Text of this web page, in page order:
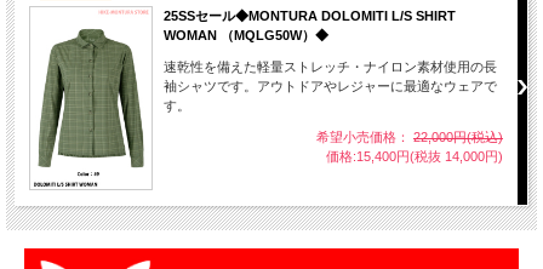
25SSセール◆MONTURA DOLOMITI L/S SHIRT
WOMAN （MQLG50W）◆
速乾性を備えた軽量ストレッチ・ナイロン素材使用の長
袖シャツです。アウトドアやレジャーに最適なウェアで
す。
希望小売価格： 22,000円(税込)
価格:15,400円(税抜 14,000円)